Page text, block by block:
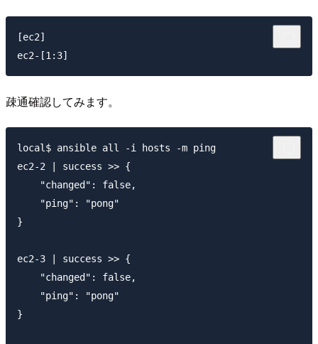
[ec2]
疎通確認してみます。
local$ ansible all -i hosts -m ping
ec2-2 | success >> {
    "changed": false,
    "ping": "pong"
}
ec2-3 | success >> {
    "changed": false,
    "ping": "pong"
}